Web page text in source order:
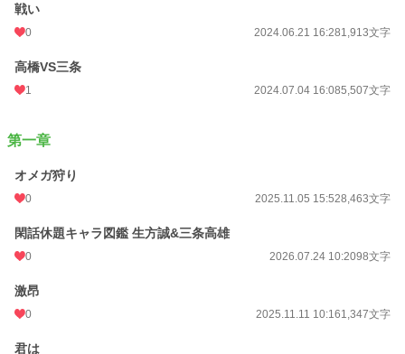
戦い
0 2024.06.21 16:281,913文字
高橋VS三条
1 2024.07.04 16:085,507文字
第一章
オメガ狩り
0 2025.11.05 15:528,463文字
閑話休題キャラ図鑑 生方誠&三条高雄
0 2026.07.24 10:2098文字
激昂
0 2025.11.11 10:161,347文字
君は